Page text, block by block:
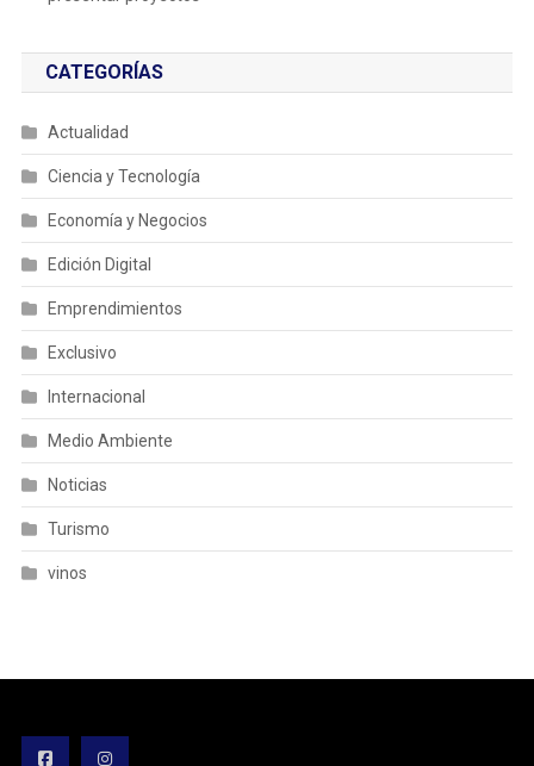
CATEGORÍAS
Actualidad
Ciencia y Tecnología
Economía y Negocios
Edición Digital
Emprendimientos
Exclusivo
Internacional
Medio Ambiente
Noticias
Turismo
vinos